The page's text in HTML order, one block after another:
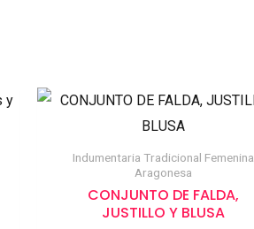
Indumentaria Tradicional Femenina
Aragonesa
CONJUNTO DE FALDA,
JUSTILLO Y BLUSA